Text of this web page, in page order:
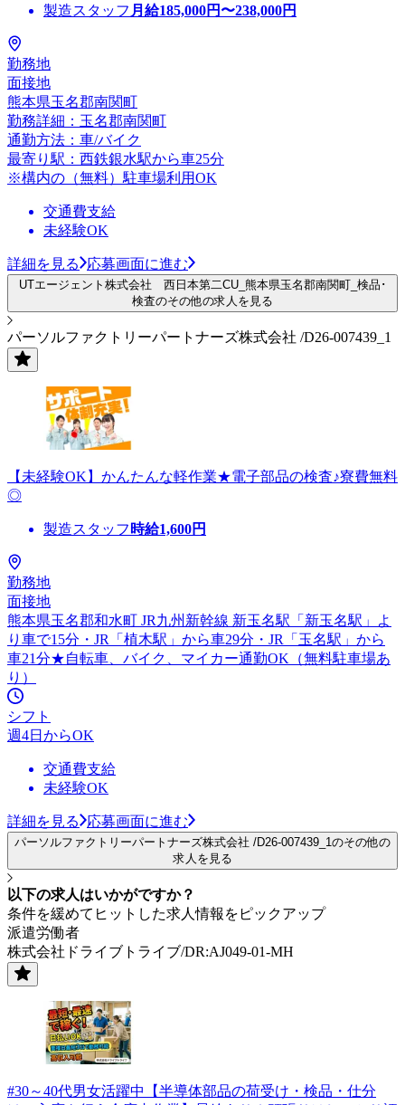
製造スタッフ 月給185,000円〜238,000円
勤務地
面接地
熊本県玉名郡南関町
勤務詳細：玉名郡南関町
通勤方法：車/バイク
最寄り駅：西鉄銀水駅から車25分
※構内の（無料）駐車場利用OK
交通費支給
未経験OK
詳細を見る 応募画面に進む
UTエージェント株式会社 西日本第二CU_熊本県玉名郡南関町_検品･
検査のその他の求人を見る
パーソルファクトリーパートナーズ株式会社 /D26-007439_1
【未経験OK】かんたんな軽作業★電子部品の検査♪寮費無料
◎
製造スタッフ 時給1,600円
勤務地
面接地
熊本県玉名郡和水町 JR九州新幹線 新玉名駅「新玉名駅」よ
り車で15分・JR「植木駅」から車29分・JR「玉名駅」から
車21分★自転車、バイク、マイカー通勤OK（無料駐車場あ
り）
シフト
週4日からOK
交通費支給
未経験OK
詳細を見る 応募画面に進む
パーソルファクトリーパートナーズ株式会社 /D26-007439_1のその他の
求人を見る
以下の求人はいかがですか？
条件を緩めてヒットした求人情報をピックアップ
派遣労働者
株式会社ドライブトライブ/DR:AJ049-01-MH
#30～40代男女活躍中【半導体部品の荷受け・検品・仕分